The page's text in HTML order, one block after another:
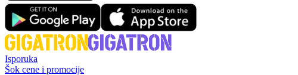
Isporuka
Šok cene i promocije